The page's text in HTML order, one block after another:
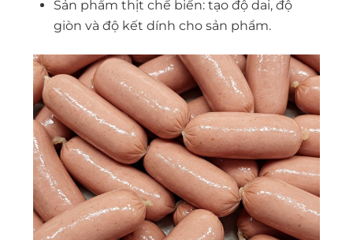
Sản phẩm thịt chế biến: tạo độ dai, độ
giòn và độ kết dính cho sản phẩm.